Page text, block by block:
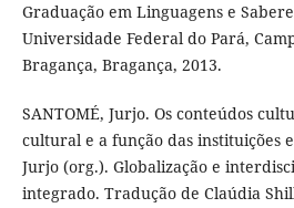
Graduação em Linguagens e
Universidade Federal do Pará,
Bragança, Bragança, 2013.
SANTOMÉ, Jurjo. Os conteúdos
cultural e a função das instituições
Jurjo (org.). Globalização e
integrado. Tradução de Claúdia